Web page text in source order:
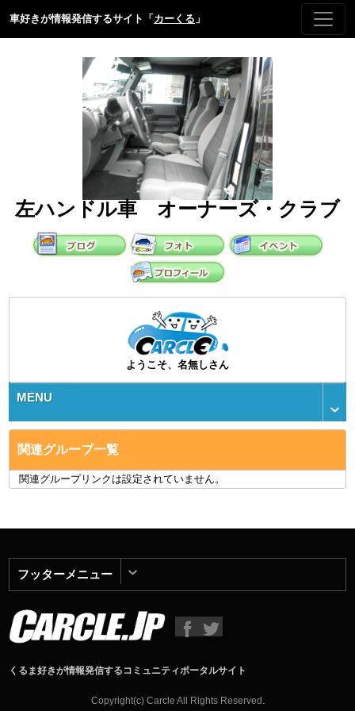
車好きが情報発信するサイト「 カーくる 」
左ハンドル車 オーナーズ・クラブ
ようこそ、名無しさん
MENU
関連グループ一覧
関連グループリンクは設定されていません。
フッターメニュー
くるま好きが情報発信するコミュニティポータルサイト
Copyright(c) Carcle All Rights Reserved.